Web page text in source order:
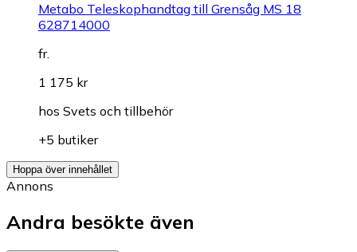
Metabo Teleskophandtag till Grensåg MS 18
628714000
fr.
1 175 kr
hos Svets och tillbehör
+5 butiker
Hoppa över innehållet
Annons
Andra besökte även